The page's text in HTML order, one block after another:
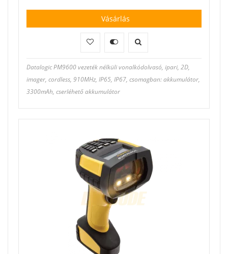
Vásárlás
Datalogic PM9600 vezeték nélküli vonalkódolvasó, ipari, 2D,
imager, cordless, 910MHz, IP65, IP67, csomagban: akkumulátor,
3300mAh, cserléhető akkumulátor